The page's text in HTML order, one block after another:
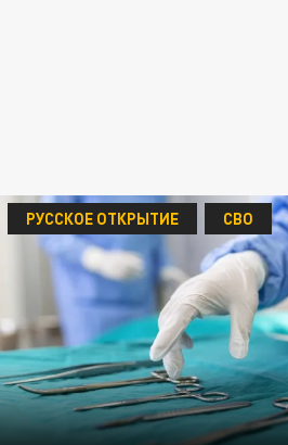
РУССКОЕ ОТКРЫТИЕ СВО